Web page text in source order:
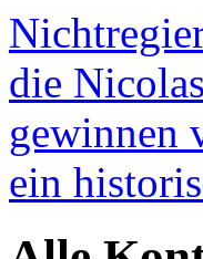
die
gewinnen
ein